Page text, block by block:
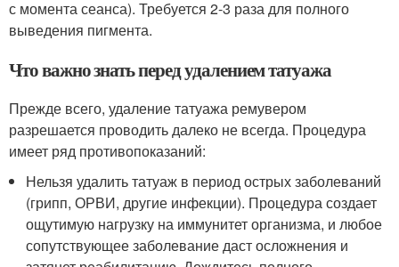
с момента сеанса). Требуется 2-3 раза для полного
выведения пигмента.
Что важно знать перед удалением татуажа
Прежде всего, удаление татуажа ремувером
разрешается проводить далеко не всегда. Процедура
имеет ряд противопоказаний:
Нельзя удалить татуаж в период острых заболеваний
(грипп, ОРВИ, другие инфекции). Процедура создает
ощутимую нагрузку на иммунитет организма, и любое
сопутствующее заболевание даст осложнения и